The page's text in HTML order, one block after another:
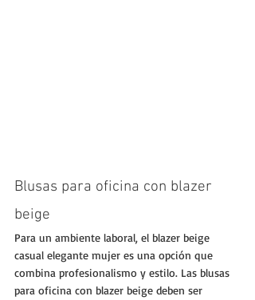
Blusas para oficina con blazer
beige
Para un ambiente laboral, el blazer beige
casual elegante mujer es una opción que
combina profesionalismo y estilo. Las blusas
para oficina con blazer beige deben ser